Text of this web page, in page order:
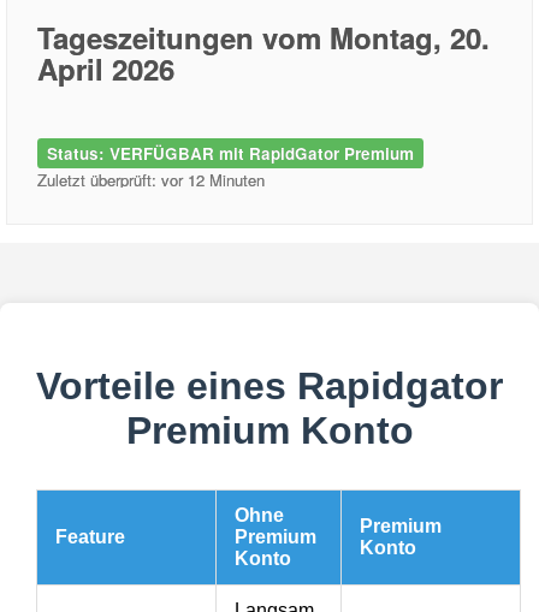
Tageszeitungen vom Montag, 20.
April 2026
Status: VERFÜGBAR mit RapidGator Premium
Zuletzt überprüft: vor 12 Minuten